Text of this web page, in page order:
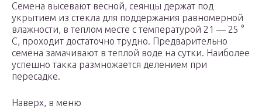
Семена высевают весной, сеянцы держат под
укрытием из стекла для поддержания равномерной
влажности, в теплом месте с температурой 21 — 25 °
С, проходит достаточно трудно. Предварительно
семена замачивают в теплой воде на сутки. Наиболее
успешно такка размножается делением при
пересадке.
Наверх, в меню